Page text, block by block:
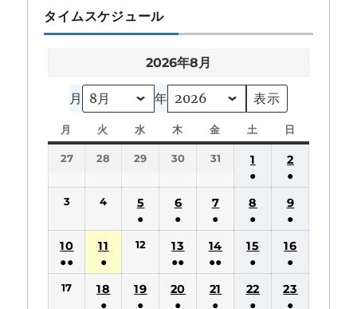
タイムスケジュール
2026年8月
月 年
月
曜
日
火
曜
日
水
曜
日
木
曜
日
金
曜
土
曜
日
曜
27 28 29 30 31
1
●
(1
件
の
イ
ベ
ン
ト)
2
●
(1
件
の
イ
ベ
ン
ト)
3 4
5
●
(1
の
イ
6
●
(1
件
の
イ
7
●
(1
件
の
イ
8
●
(1
件
の
イ
9
●
(1
件
の
イ
10
●●
(2
11
●
(1
件
12
13
●●
(2
件
14
●●
(2
件
15
●
(1
件
16
●
(1
件
17
18
●
19
●
20
●
21
●
22
●
23
●